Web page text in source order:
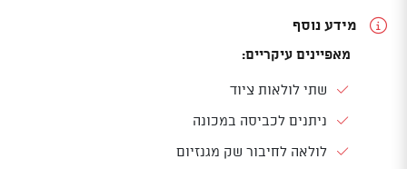
מידע נוסף
מאפיינים עיקריים:
שתי לולאות ציוד
ניתנים לכביסה במכונה
לולאה לחיבור שק מגנזיום